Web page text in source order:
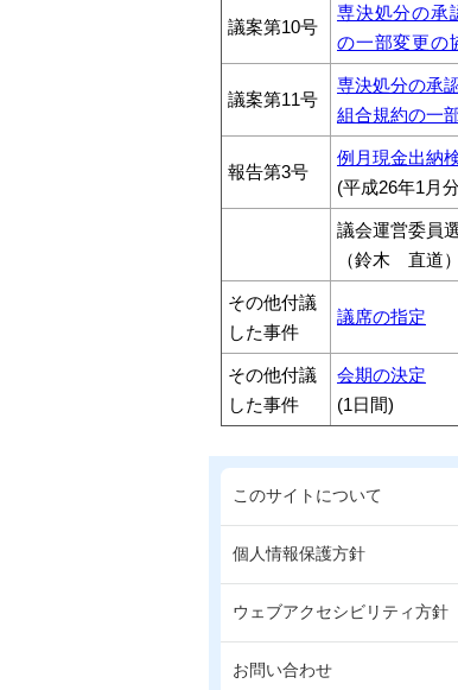
議案第10号
専決処分の承
の一部変更の
議案第11号
専決処分の承
組合規約の一
報告第3号
例月現金出納
(平成26年1月
議会運営委員
（鈴木 直道）
その他付議
した事件
議席の指定
その他付議
した事件
会期の決定
(1日間)
このサイトについて
個人情報保護方針
ウェブアクセシビリティ方針
お問い合わせ